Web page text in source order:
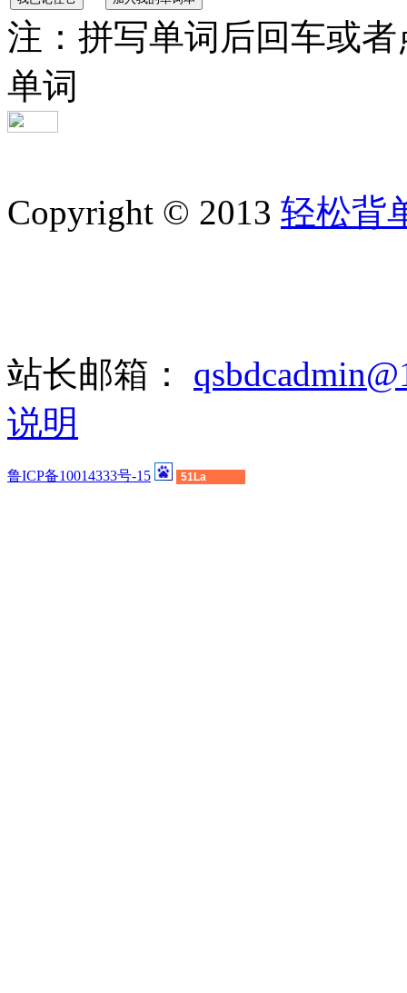
注：拼写单词后回车或
单词
Copyright © 2013 轻松背
站长邮箱：
说明
鲁ICP备10014333号-15 51La